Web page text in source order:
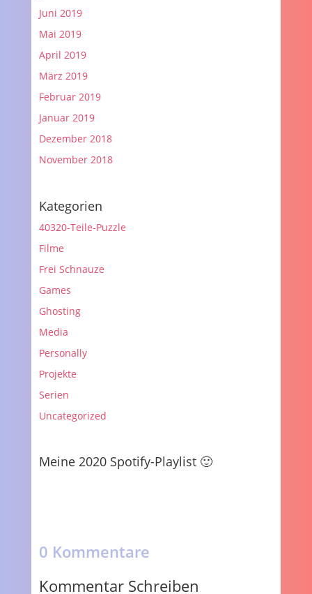
Juni 2019
Mai 2019
April 2019
März 2019
Februar 2019
Januar 2019
Dezember 2018
November 2018
Kategorien
40320-Teile-Puzzle
Filme
Frei Schnauze
Games
Ghosting
Media
Personally
Projekte
Serien
Uncategorized
Meine 2020 Spotify-Playlist 🙂
0 Kommentare
Kommentar Schreiben